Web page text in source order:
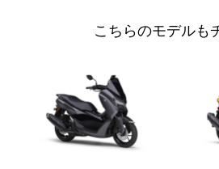
こちらのモデルも